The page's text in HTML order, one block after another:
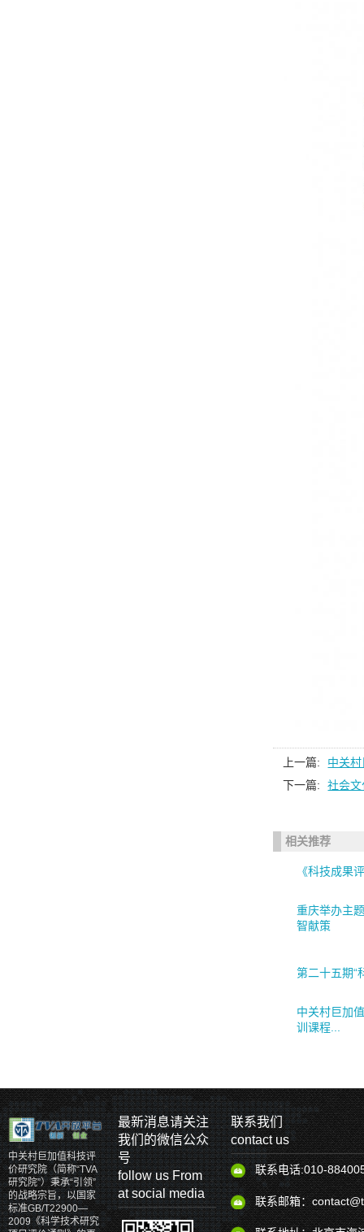
上一篇:
中关
下一篇:
社会
相关推荐
《科技成果
重庆举办主
智献策
第二十五期“
中关村巨加
训课程...
中关村巨加值科技评
价研究院（简称“TVA
研究院”）秉承“引领”
的战略宗旨，以国家
标准GB/T22900—
2009《科学技术研究
最新消息请关注
我们的微信公众
号
follow us From
at social media
联系我们
contact us
联系电话:010-
联系邮箱：